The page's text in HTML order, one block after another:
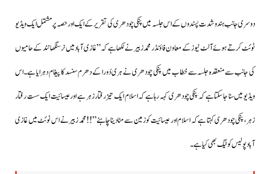
دوسری جانب ہندو شدت پسندوں کے اس جلسہ میں پنکی چودھری کی تقریر کے ایک اور حصہ پرمشتمل ایک ویڈیو
ٹوئٹ کرتے ہوئے آلٹ نیوز کے معاون فاؤنڈر محمد زبیر نے لکھا ہے کہ” غازی آباد میں نرسنگھا نند کے حامیوں
کی جانب سے منعقدہ جلسہ سے خطاب میں پنکی چودھری نے ہری دُورا کے دھرم سنسد کا پیغام دہرایا ہے۔اس
ویڈیو میں سنا جاسکتا ہے کہ پنکی چودھری کہہ رہا ہے کہ اسلام ایک تیزرفتار زہر ہے اور عیسائیت ایک سست رفتار
زہر، پنکی چودھری کہتا ہے کہ اسلام اور عیسائیت کو زمین سے مٹادینا چاہئے”!!محمد زبیر نے اس ٹوئٹ میں غازی
آباد پولیس کو ٹیگ بھی کیا ہے۔